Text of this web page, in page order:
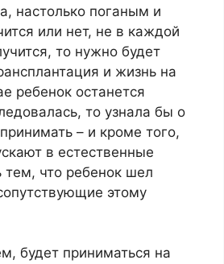
настолько поганым и
или нет, не в каждой
то нужно будет
и жизнь на
ребенок останется
то узнала бы о
– и кроме того,
в естественные
тем, что ребенок шел
этому
будет приниматься на